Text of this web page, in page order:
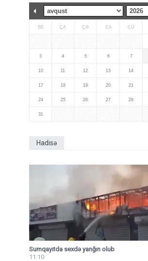
BE ÇA ÇƏ CA CÜ
3 4 5 6 7
10 11 12 13 14
17 18 19 20 21
24 25 26 27 28
31
Hadisə
Sumqayıtda sexdə yanğın olub
11:10